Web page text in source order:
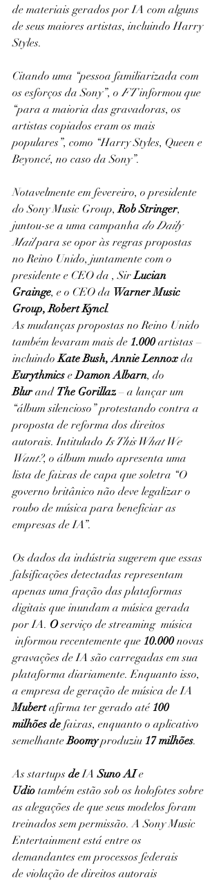
de materiais gerados por IA com alguns
de seus maiores artistas, incluindo Harry
Styles.
Citando uma “pessoa familiarizada com
os esforços da Sony”, o FT informou que
“para a maioria das gravadoras, os
artistas copiados eram os mais
populares”, como “Harry Styles, Queen e
Beyoncé, no caso da Sony”.
Notavelmente em fevereiro, o presidente
do Sony Music Group, Rob Stringer,
juntou-se a uma campanha do Daily
Mail para se opor às regras propostas
no Reino Unido, juntamente com o
presidente e CEO da , Sir Lucian
Grainge, e o CEO da Warner Music
Group, Robert Kyncl.
As mudanças propostas no Reino Unido
também levaram mais de 1.000 artistas –
incluindo Kate Bush, Annie Lennox da
Eurythmics e Damon Albarn, do
Blur and The Gorillaz – a lançar um
“álbum silencioso” protestando contra a
proposta de reforma dos direitos
autorais. Intitulado Is This What We
Want?, o álbum mudo apresenta uma
lista de faixas de capa que soletra “O
governo britânico não deve legalizar o
roubo de música para beneficiar as
empresas de IA”.
Os dados da indústria sugerem que essas
falsificações detectadas representam
apenas uma fração das plataformas
digitais que inundam a música gerada
por IA. O serviço de streaming  música
informou recentemente que 10.000 novas
gravações de IA são carregadas em sua
plataforma diariamente. Enquanto isso,
a empresa de geração de música de IA
Mubert afirma ter gerado até 100
milhões de faixas, enquanto o aplicativo
semelhante Boomy produziu 17 milhões.
As startups de IA Suno AI e
Udio também estão sob os holofotes sobre
as alegações de que seus modelos foram
treinados sem permissão. A Sony Music
Entertainment está entre os
demandantes em processos federais
de violação de direitos autorais